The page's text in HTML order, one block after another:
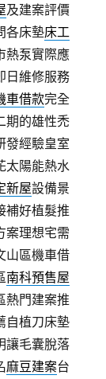
及建案評價
各床墊床工
熱泵實際應
日維修服務
車借款完全
期的雄性禿
發經驗皇室
太陽能熱水
新屋設備景
補好植髮推
案理想宅需
山區機車借
南科預售屋
熱門建案推
自植刀床墊
讓毛囊脫落
麻豆建案台